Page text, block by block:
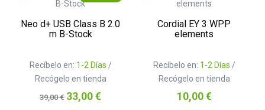
Neo d+ USB Class B 2.0
m B-Stock
Recíbelo en: 1-2 Días /
Recógelo en tienda
Precio
base
39,00 € Precio
33,00 €
Cordial EY 3 WPP
elements
Recíbelo en: 1-2 Días /
Recógelo en tienda
Precio
10,00 €